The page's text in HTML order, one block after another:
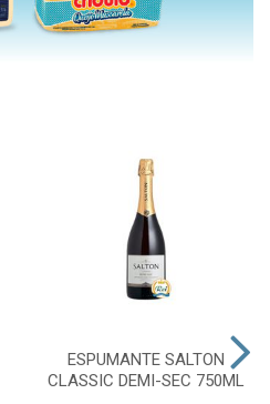
ESPUMANTE SALTON
CLASSIC DEMI-SEC 750ML